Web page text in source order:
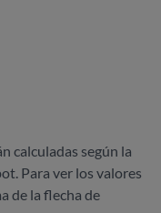
calculadas según la
Para ver los valores
de la flecha de